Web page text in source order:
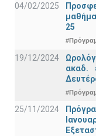
04/02/2025
25
19/12/2024
ακαδ.
25/11/2024